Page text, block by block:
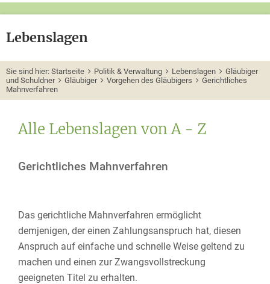
Lebenslagen
Sie sind hier: Startseite Politik & Verwaltung Lebenslagen
Gläubiger
und Schuldner
Gläubiger Vorgehen des Gläubigers
Gerichtliches
Mahnverfahren
Alle Lebenslagen von A - Z
Gerichtliches Mahnverfahren
Das gerichtliche Mahnverfahren ermöglicht
demjenigen, der einen Zahlungsanspruch hat, diesen
Anspruch auf einfache und schnelle Weise geltend zu
machen und einen zur Zwangsvollstreckung
geeigneten Titel zu erhalten.